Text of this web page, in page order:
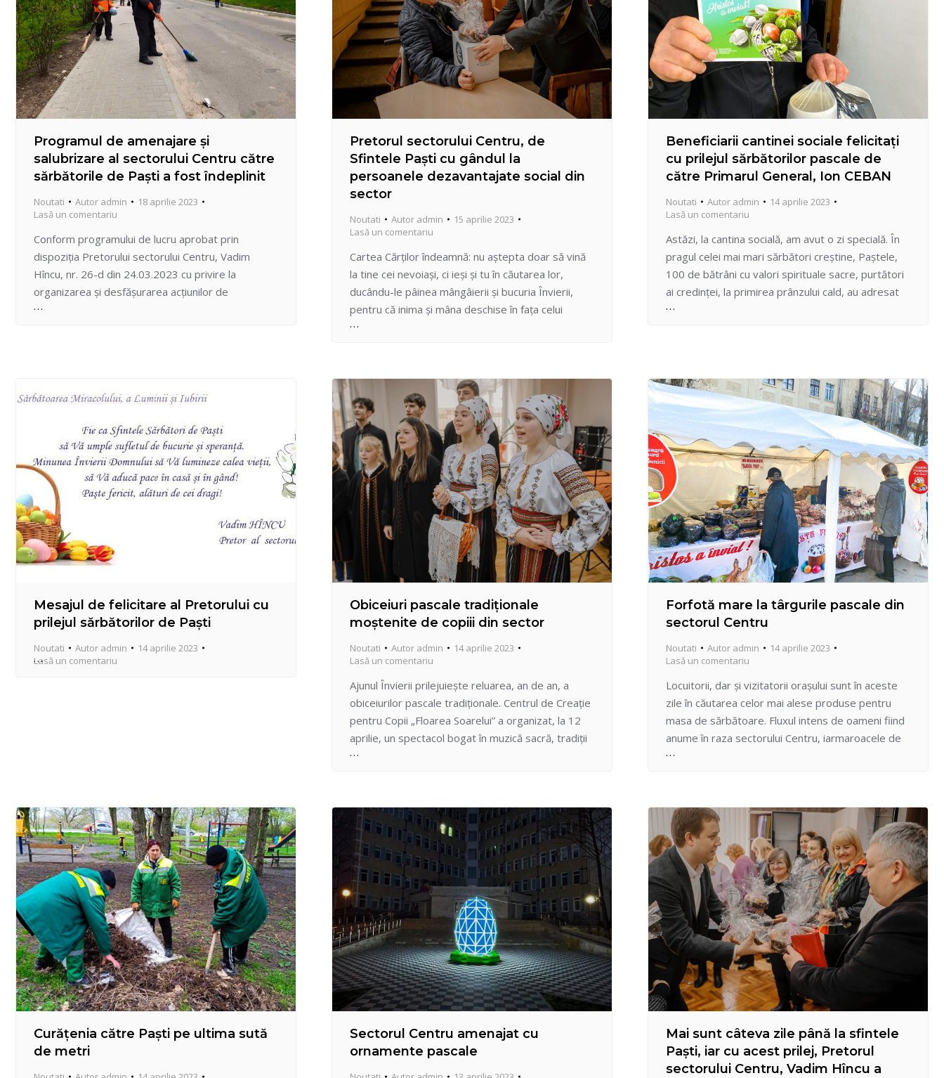
Programul de amenajare și
salubrizare al sectorului Centru către
sărbătorile de Paști a fost îndeplinit
Noutati Autor admin
18 aprilie 2023
Lasă un comentariu
Conform programului de lucru aprobat prin
dispoziția Pretorului sectorului Centru, Vadim
Hîncu, nr. 26-d din 24.03.2023 cu privire la
organizarea și desfășurarea acțiunilor de
amenajare și salubrizare a teritoriului sectorului
Pretorul sectorului Centru, de
Sfintele Paști cu gândul la
persoanele dezavantajate social din
sector
Noutati Autor admin
15 aprilie 2023
Lasă un comentariu
Cartea Cărților îndeamnă: nu aștepta doar să vină
la tine cei nevoiași, ci ieși și tu în căutarea lor,
ducându-le pâinea mângâierii și bucuria Învierii,
pentru că inima și mâna deschise în fața celui
vulnerabil sunt semnul iubirii. Vadim Hîncu, Pretorul
Beneficiarii cantinei sociale felicitați
cu prilejul sărbătorilor pascale de
către Primarul General, Ion CEBAN
Noutati Autor admin
14 aprilie 2023
Lasă un comentariu
Astăzi, la cantina socială, am avut o zi specială. În
pragul celei mai mari sărbători creștine, Paștele,
100 de bătrâni cu valori spirituale sacre, purtători
ai credinței, la primirea prânzului cald, au adresat
sponsorului Asociația pentru Susținerea
Mesajul de felicitare al Pretorului cu
prilejul sărbătorilor de Paști
Noutati Autor admin
14 aprilie 2023
Lasă un comentariu
Obiceiuri pascale tradiționale
moștenite de copiii din sector
Noutati Autor admin
14 aprilie 2023
Lasă un comentariu
Ajunul Învierii prilejuiește reluarea, an de an, a
obiceiurilor pascale tradiționale. Centrul de Creație
pentru Copii „Floarea Soarelui” a organizat, la 12
aprilie, un spectacol bogat în muzică sacră, tradiții
creștinești și expoziție de lucrări tematice.
gingașe le conferă un ton…
Forfotă mare la târgurile pascale din
sectorul Centru
Noutati Autor admin
14 aprilie 2023
Lasă un comentariu
Locuitorii, dar și vizitatorii orașului sunt în aceste
zile în căutarea celor mai alese produse pentru
masa de sărbătoare. Fluxul intens de oameni fiind
anume în raza sectorului Centru, iarmaroacele de
aici formează cozi. Producătorii locali oferă o
multe…
Curățenia către Paști pe ultima sută
de metri
Sectorul Centru amenajat cu
ornamente pascale
Mai sunt câteva zile până la sfintele
Paşti, iar cu acest prilej, Pretorul
sectorului Centru, Vadim Hîncu a